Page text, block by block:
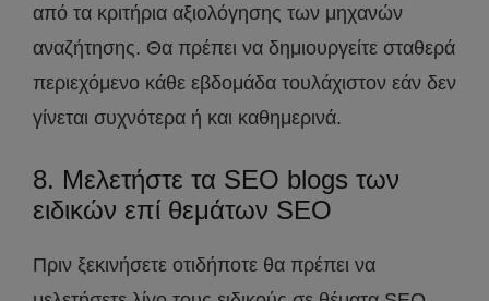
από τα κριτήρια αξιολόγησης των μηχανών
αναζήτησης. Θα πρέπει να δημιουργείτε σταθερά
περιεχόμενο κάθε εβδομάδα τουλάχιστον εάν δεν
γίνεται συχνότερα ή και καθημερινά.
8. Μελετήστε τα SEO blogs των
ειδικών επί θεμάτων SEO
Πριν ξεκινήσετε οτιδήποτε θα πρέπει να